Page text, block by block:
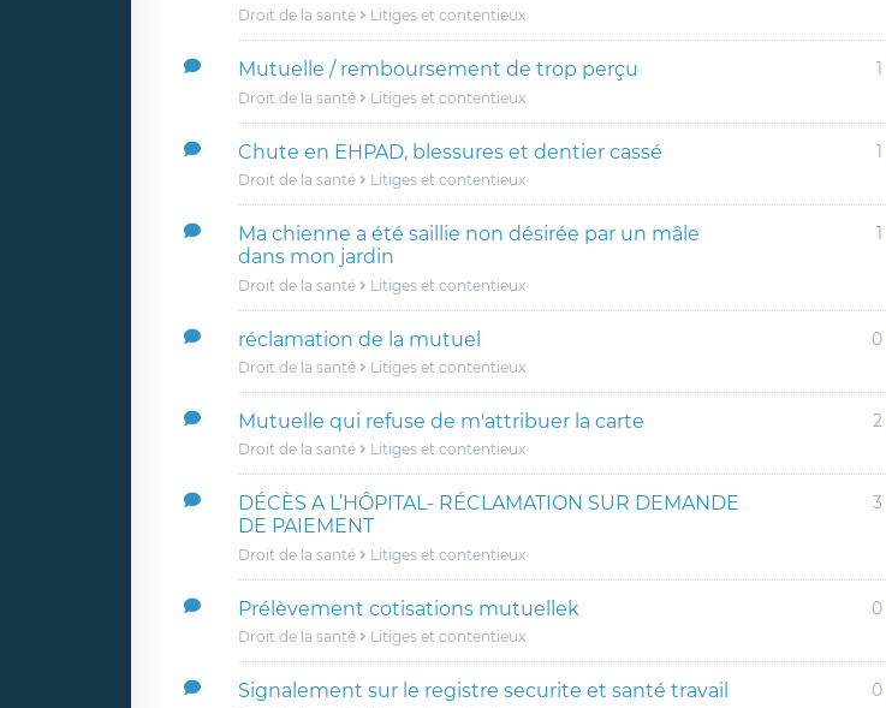
Droit de la santé Litiges et contentieux
Mutuelle / remboursement de trop perçu
Droit de la santé Litiges et contentieux
1
Chute en EHPAD, blessures et dentier cassé
Droit de la santé Litiges et contentieux
1
Ma chienne a été saillie non désirée par un mâle
dans mon jardin
Droit de la santé Litiges et contentieux
1
réclamation de la mutuel
Droit de la santé Litiges et contentieux
0
Mutuelle qui refuse de m'attribuer la carte
Droit de la santé Litiges et contentieux
2
DÉCÈS A L’HÔPITAL- RÉCLAMATION SUR DEMANDE
DE PAIEMENT
Droit de la santé Litiges et contentieux
3
Prélèvement cotisations mutuellek
Droit de la santé Litiges et contentieux
0
Signalement sur le registre securite et santé travail 0